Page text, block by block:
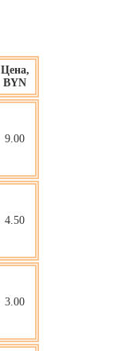
Цена,
BYN
9.00
4.50
3.00